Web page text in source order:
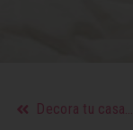
Decora tu casamiento de forma original